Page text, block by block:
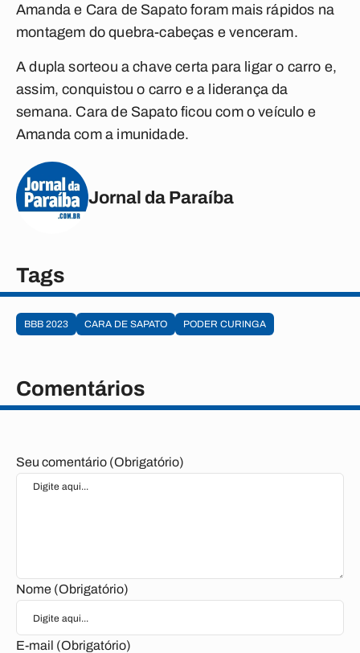
Amanda e Cara de Sapato foram mais rápidos na
montagem do quebra-cabeças e venceram.
A dupla sorteou a chave certa para ligar o carro e,
assim, conquistou o carro e a liderança da
semana. Cara de Sapato ficou com o veículo e
Amanda com a imunidade.
Jornal da Paraíba
Tags
BBB 2023 CARA DE SAPATO PODER CURINGA
Comentários
Seu comentário (Obrigatório)
Nome (Obrigatório)
E-mail (Obrigatório)